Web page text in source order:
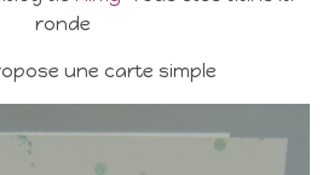
ronde
une carte simple